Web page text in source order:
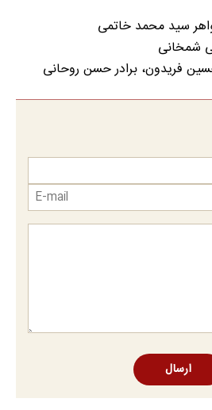
سید محمد خاتمی
شمخانی
فریدون، برادر حسن روحانی
ارسال